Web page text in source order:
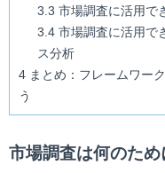
3.3 市場調査に活用で
3.4 市場調査に活用で
ス分析
4 まとめ：フレームワー
う
市場調査は何のた